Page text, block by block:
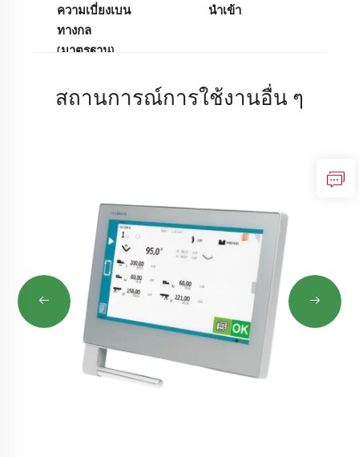
ความเบี่ยงเบน
ทางกล
(มาตรฐาน)
นำเข้า
สถานการณ์การใช้งานอื่น ๆ